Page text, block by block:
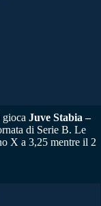
Juve Stabia –
di Serie B. Le
X a 3,25 mentre il 2